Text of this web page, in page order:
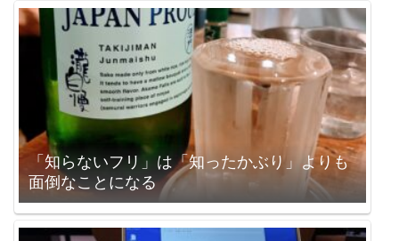
「知らないフリ」は「知ったかぶり」よりも
面倒なことになる